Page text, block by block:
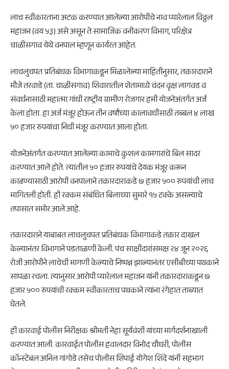
लाच स्वीकारताना अटक करण्यात आलेल्या आरोपीचे नाव प्यारेलाल विठ्ठल
महाजन (वय ५३) असे असून ते सामाजिक वनीकरण विभाग, परिक्षेत्र
चाळीसगाव येथे वनपाल म्हणून कार्यरत आहेत.
लाचलुचपत प्रतिबंधक विभागाकडून मिळालेल्या माहितीनुसार, तक्रारदाराने
मौजे तरवाडे (ता. चाळीसगाव) शिवारातील शेतामध्ये चंदन वृक्ष लागवड व
संवर्धनासाठी महात्मा गांधी राष्ट्रीय ग्रामीण रोजगार हमी योजनेअंतर्गत अर्ज
केला होता. हा अर्ज मंजूर होऊन तीन वर्षांच्या कालावधीसाठी तब्बल ४ लाख
५० हजार रुपयांचा निधी मंजूर करण्यात आला होता.
योजनेअंतर्गत करण्यात आलेल्या कामाचे कुशल कामगारांचे बिल सादर
करण्यात आले होते. त्यातील ५० हजार रुपयांचे देयक मंजूर करून
काढण्यासाठी आरोपी वनपालाने तक्रारदाराकडे ७ हजार ५०० रुपयांची लाच
मागितली होती. ही रक्कम संबंधित बिलाच्या सुमारे १५ टक्के असल्याचे
तपासात समोर आले आहे.
तक्रारदाराने याबाबत लाचलुचपत प्रतिबंधक विभागाकडे तक्रार दाखल
केल्यानंतर विभागाने पडताळणी केली. पंच साक्षीदारांसमक्ष २४ जून २०२६
रोजी आरोपीने लाचेची मागणी केल्याचे निष्पन्न झाल्यानंतर एसीबीच्या पथकाने
सापळा रचला. त्यानुसार आरोपी प्यारेलाल महाजन यांनी तक्रारदाराकडून ७
हजार ५०० रुपयांची रक्कम स्वीकारताच पथकाने त्यांना रंगेहात ताब्यात
घेतले.
ही कारवाई पोलीस निरीक्षक श्रीमती नेहा सूर्यवंशी यांच्या मार्गदर्शनाखाली
करण्यात आली. कारवाईत पोलीस हवालदार विनोद चौधरी, पोलीस
कॉन्स्टेबल अनिल गांगोडे तसेच पोलीस शिपाई योगेश शिंदे यांनी सहभाग